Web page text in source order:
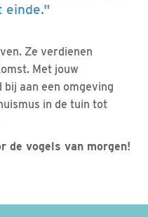
einde."
Ze verdienen
Met jouw
bij aan een omgeving
in de tuin tot
de vogels van morgen!